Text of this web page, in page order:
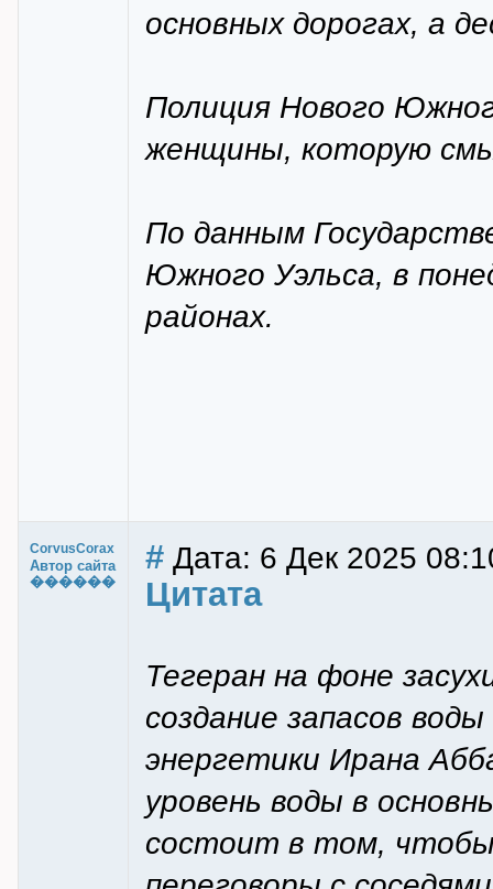
основных дорогах, а
Полиция Нового
женщины, которую
По данным
Южного Уэльса, в
районах.
CorvusCorax
Автор сайта
������
# Дата: 6 Дек 2025
Цитата
Тегеран на фоне
создание запасов
энергетики Ирана
уровень воды в
состоит в том,